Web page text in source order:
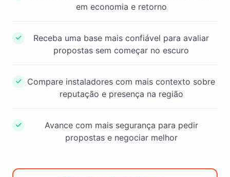
em economia e retorno
Receba uma base mais confiável para avaliar
propostas sem começar no escuro
Compare instaladores com mais contexto sobre
reputação e presença na região
Avance com mais segurança para pedir
propostas e negociar melhor